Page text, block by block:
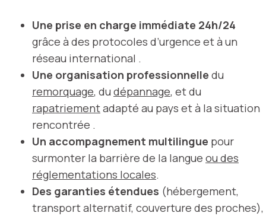
Une prise en charge immédiate 24h/24
grâce à des protocoles d’urgence et à un
réseau international .
Une organisation professionnelle du
remorquage, du dépannage, et du
rapatriementadapté au pays et à la situation
rencontrée .
Un accompagnement multilingue pour
surmonter la barrière de la langue ou des
réglementations locales.
Des garanties étendues (hébergement,
transport alternatif, couverture des proches),